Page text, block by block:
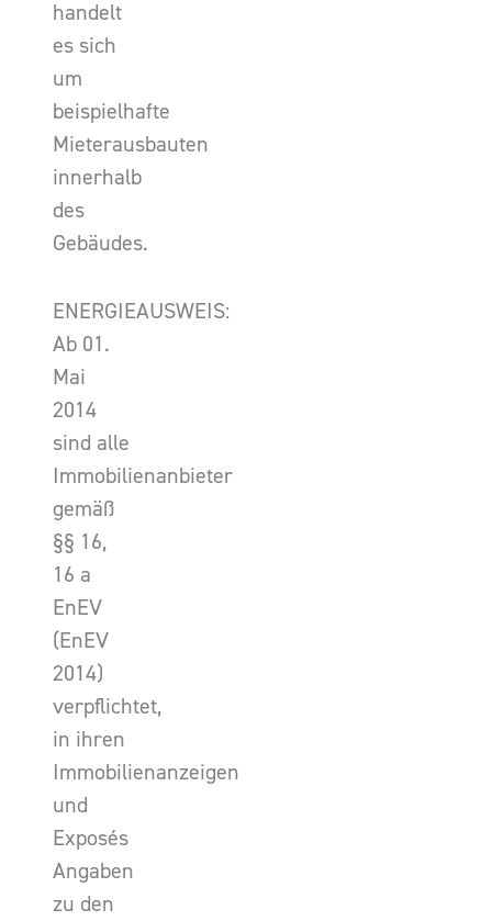
handelt
es sich
um
beispielhafte
Mieterausbauten
innerhalb
des
Gebäudes.
ENERGIEAUSWEIS:
Ab 01.
Mai
2014
sind alle
Immobilienanbieter
gemäß
§§ 16,
16 a
EnEV
(EnEV
2014)
verpflichtet,
in ihren
Immobilienanzeigen
und
Exposés
Angaben
zu den